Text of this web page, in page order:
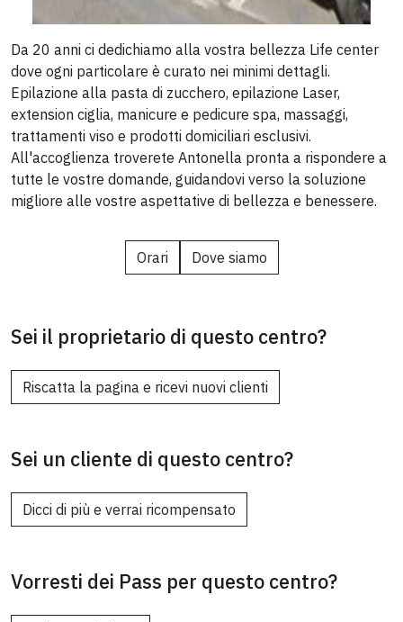
Da 20 anni ci dedichiamo alla vostra bellezza Life center
dove ogni particolare è curato nei minimi dettagli.
Epilazione alla pasta di zucchero, epilazione Laser,
extension ciglia, manicure e pedicure spa, massaggi,
trattamenti viso e prodotti domiciliari esclusivi.
All'accoglienza troverete Antonella pronta a rispondere a
tutte le vostre domande, guidandovi verso la soluzione
migliore alle vostre aspettative di bellezza e benessere.
Orari Dove siamo
Sei il proprietario di questo centro?
Riscatta la pagina e ricevi nuovi clienti
Sei un cliente di questo centro?
Dicci di più e verrai ricompensato
Vorresti dei Pass per questo centro?